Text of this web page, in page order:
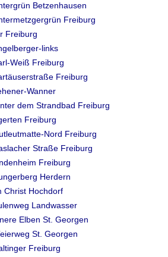
Betzenhausen
Freiburg
Freiburg
links
Weiß Freiburg
Freiburg
Wanner
dem Strandbad Freiburg
Freiburg
Nord Freiburg
Straße Freiburg
Freiburg
Herdern
Christ Hochdorf
Landwasser
Elben St. Georgen
St. Georgen
Freiburg